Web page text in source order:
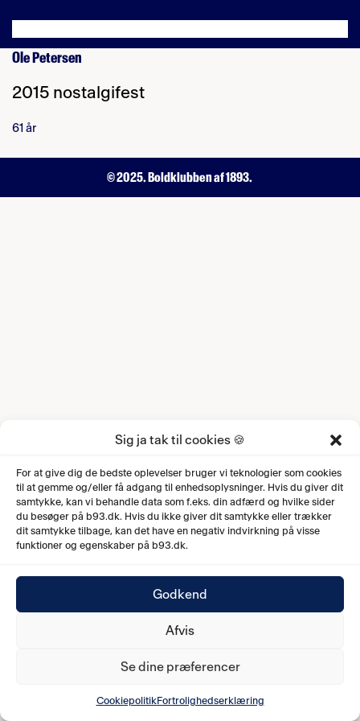
Sig ja tak til cookies 🍪
For at give dig de bedste oplevelser bruger vi teknologier som cookies
til at gemme og/eller få adgang til enhedsoplysninger. Hvis du giver dit
samtykke, kan vi behandle data som f.eks. din adfærd og hvilke sider
du besøger på b93.dk. Hvis du ikke giver dit samtykke eller trækker
dit samtykke tilbage, kan det have en negativ indvirkning på visse
funktioner og egenskaber på b93.dk.
Godkend
Afvis
Se dine præferencer
CookiepolitikFortrolighedserklæring
Ole Petersen
2015 nostalgifest
61 år
© 2025. Boldklubben af 1893.